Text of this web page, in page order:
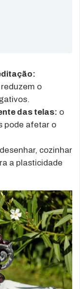
o
das telas: o
pode afetar o
desenhar, cozinhar
a plasticidade